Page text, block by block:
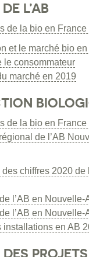
et financiers
L’AB
de la bio en
et le marché bio
le consommateur
marché en 2019
de la bio en
de l’AB
chiffres 2020 de
l’AB en
l’AB en
installations en AB
DES